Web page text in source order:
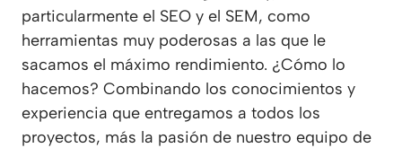
particularmente el SEO y el SEM, como
herramientas muy poderosas a las que le
sacamos el máximo rendimiento. ¿Cómo lo
hacemos? Combinando los conocimientos y
experiencia que entregamos a todos los
proyectos, más la pasión de nuestro equipo de